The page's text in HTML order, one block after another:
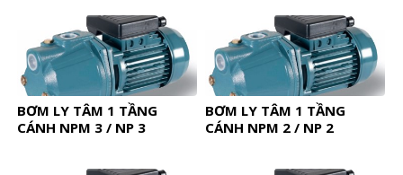
BƠM LY TÂM 1 TẦNG
CÁNH NPM 3 / NP 3
BƠM LY TÂM 1 TẦNG
CÁNH NPM 2 / NP 2